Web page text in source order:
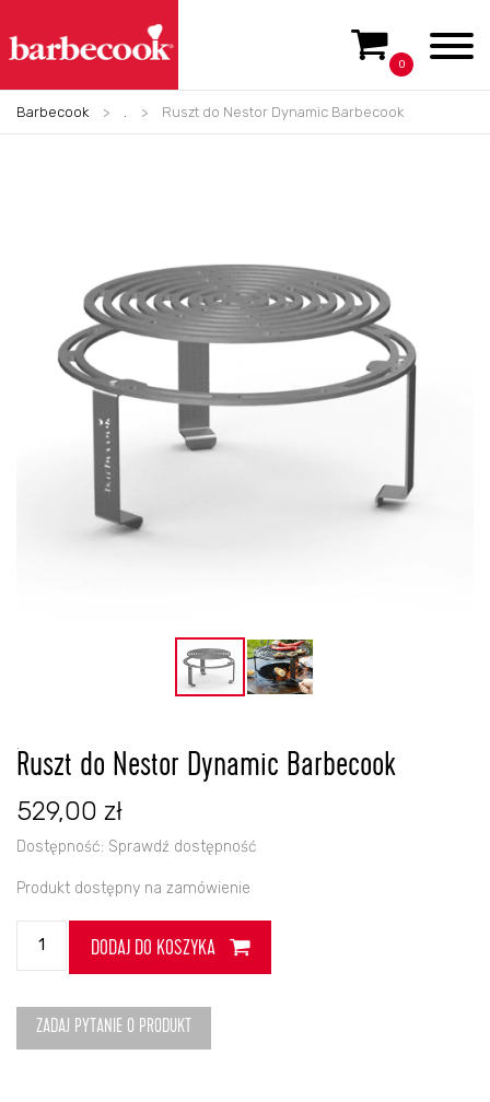
0
Barbecook > . > Ruszt do Nestor Dynamic Barbecook
Ruszt do Nestor Dynamic Barbecook
529,00 zł
Dostępność: Sprawdź dostępność
Produkt dostępny na zamówienie
Ruszt
Nestor
Dynamic
Barbecook
DODAJ DO KOSZYKA
ZADAJ PYTANIE O PRODUKT